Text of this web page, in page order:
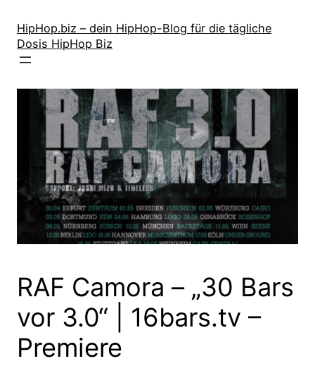
Inhalt
springen
HipHop.biz – dein HipHop-Blog für die tägliche
Dosis HipHop Biz
RAF Camora – „30 Bars
vor 3.0“ | 16bars.tv –
Premiere